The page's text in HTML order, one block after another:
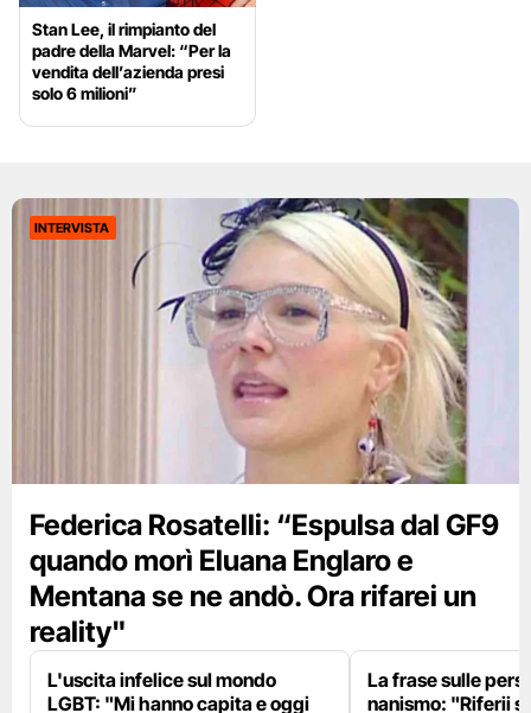
Stan Lee, il rimpianto del
padre della Marvel: “Per la
vendita dell’azienda presi
solo 6 milioni”
INTERVISTA
Federica Rosatelli: “Espulsa dal GF9
quando morì Eluana Englaro e
Mentana se ne andò. Ora rifarei un
reality"
L'uscita infelice sul mondo
LGBT: "Mi hanno capita e oggi
La frase sulle
nanismo: "Riferii